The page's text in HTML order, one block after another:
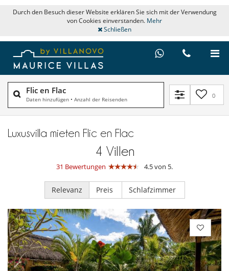
Durch den Besuch dieser Website erklären Sie sich mit der Verwendung
von Cookies einverstanden. Mehr
Schließen
Flic en Flac
Daten hinzufügen • Anzahl der Reisenden 0
Luxusvilla mieten Flic en Flac
4 Villen
31 Bewertungen 4.5 von 5.
Relevanz Preis Schlafzimmer